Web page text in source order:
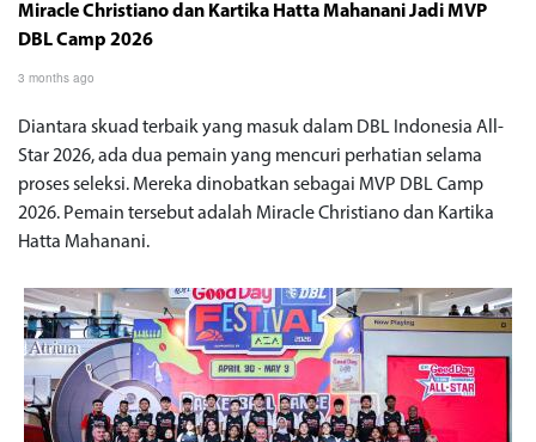
Miracle Christiano dan Kartika Hatta Mahanani Jadi MVP
DBL Camp 2026
3 months ago
Diantara skuad terbaik yang masuk dalam DBL Indonesia All-
Star 2026, ada dua pemain yang mencuri perhatian selama
proses seleksi. Mereka dinobatkan sebagai MVP DBL Camp
2026. Pemain tersebut adalah Miracle Christiano dan Kartika
Hatta Mahanani.